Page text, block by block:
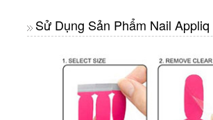
Sử Dụng Sản Phẩm Nail